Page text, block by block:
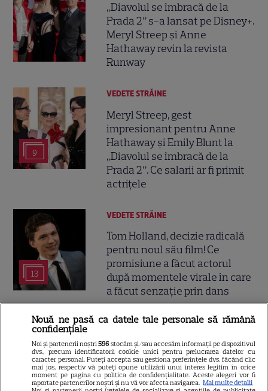
„Diavolul se îmbracă de la
Prada 2” s-a lansat pe Disney+.
Meryl Streep și Anne
Hathaway revin la revista
Runway
9
VEDETE STRĂINE
Meryl Streep, gest
impresionant pentru Anne
Hathaway și Emily Blunt la
„Diavolul se îmbracă de la
Prada 2”. Ce salarii ar fi primit
actrițele
13
VEDETE STRĂINE
Tom Holland, decizie radicală
pentru noul său film! Ce
promisiune a făcut actorul
după momentele virale în care
a făcut senzație prin dans
13
SKYSHOWTIME
Scarlett Johansson și Kristin
Scott Thomas, din nou mamă
și fiică pe ecran în „My
Mother's Wedding”. Când
Nouă ne pasă ca datele tale personale să rămână
confidențiale
Noi și partenerii noștri596 stocăm și/sau accesăm informații pe dispozitivul
dvs., precum identificatorii cookie unici pentru prelucrarea datelor cu
caracter personal. Puteți accepta sau gestiona preferințele dvs. făcând clic
mai jos, respectiv vă puteți opune utilizării unui interes legitim în orice
moment pe pagina cu politica de confidențialitate. Aceste alegeri vor fi
raportate partenerilor noștri și nu vă vor afecta navigarea. Mai multe detalii